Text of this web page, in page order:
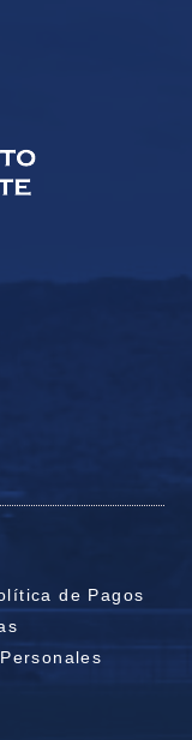
de Pagos